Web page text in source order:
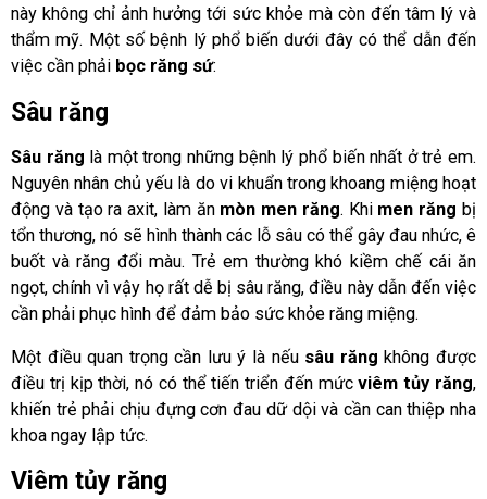
này không chỉ ảnh hưởng tới sức khỏe mà còn đến tâm lý và
thẩm mỹ. Một số bệnh lý phổ biến dưới đây có thể dẫn đến
việc cần phải bọc răng sứ:
Sâu răng
Sâu răng là một trong những bệnh lý phổ biến nhất ở trẻ em.
Nguyên nhân chủ yếu là do vi khuẩn trong khoang miệng hoạt
động và tạo ra axit, làm ăn mòn men răng. Khi men răng bị
tổn thương, nó sẽ hình thành các lỗ sâu có thể gây đau nhức, ê
buốt và răng đổi màu. Trẻ em thường khó kiềm chế cái ăn
ngọt, chính vì vậy họ rất dễ bị sâu răng, điều này dẫn đến việc
cần phải phục hình để đảm bảo sức khỏe răng miệng.
Một điều quan trọng cần lưu ý là nếusâu răng không được
điều trị kịp thời, nó có thể tiến triển đến mứcviêm tủy răng,
khiến trẻ phải chịu đựng cơn đau dữ dội và cần can thiệp nha
khoa ngay lập tức.
Viêm tủy răng